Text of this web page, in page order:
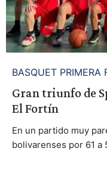
BASQUET PRIMERA
Gran triunfo de
El Fortín
En un partido muy
bolivarenses por 61 a